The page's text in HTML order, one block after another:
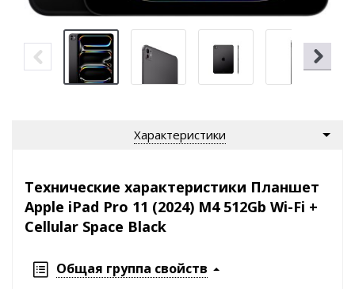
Характеристики
Технические характеристики Планшет
Apple iPad Pro 11 (2024) M4 512Gb Wi-Fi +
Cellular Space Black
Общая группа свойств